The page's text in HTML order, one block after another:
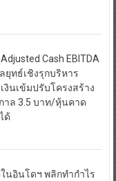
Cash EBITDA
ยุทธ์เชิงรุกบริหาร
นเข้มปรับโครงสร้าง
าล 3.5 บาท/หุ้นคาด
ด้
นอินโดฯ พลิกทำกำไร